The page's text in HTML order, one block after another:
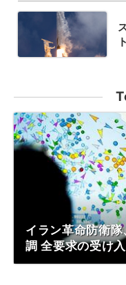
イラン革命防衛
調 全要求の受け